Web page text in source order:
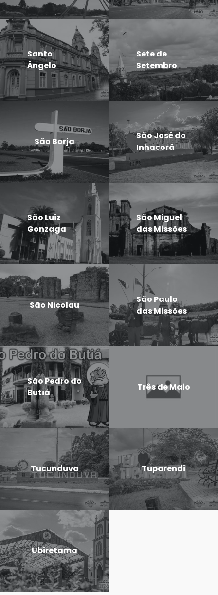
Santo
Ângelo
Sete de
Setembro
São Borja
São José do
Inhacorá
São Luiz
Gonzaga
São Miguel
das Missões
São Nicolau
São Paulo
das Missões
São Pedro do
Butiá
Três de Maio
Tucunduva Tuparendi
Ubiretama